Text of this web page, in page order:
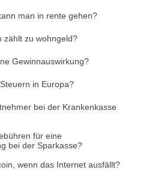
man in rente gehen?
zählt zu wohngeld?
Gewinnauswirkung?
in Europa?
bei der Krankenkasse
für eine
bei der Sparkasse?
wenn das Internet ausfällt?